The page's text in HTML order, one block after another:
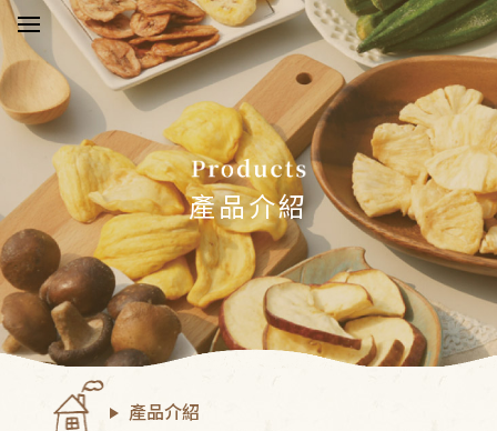
五桔
消息
介紹
報告
須知
我們
產品介紹
產品介紹